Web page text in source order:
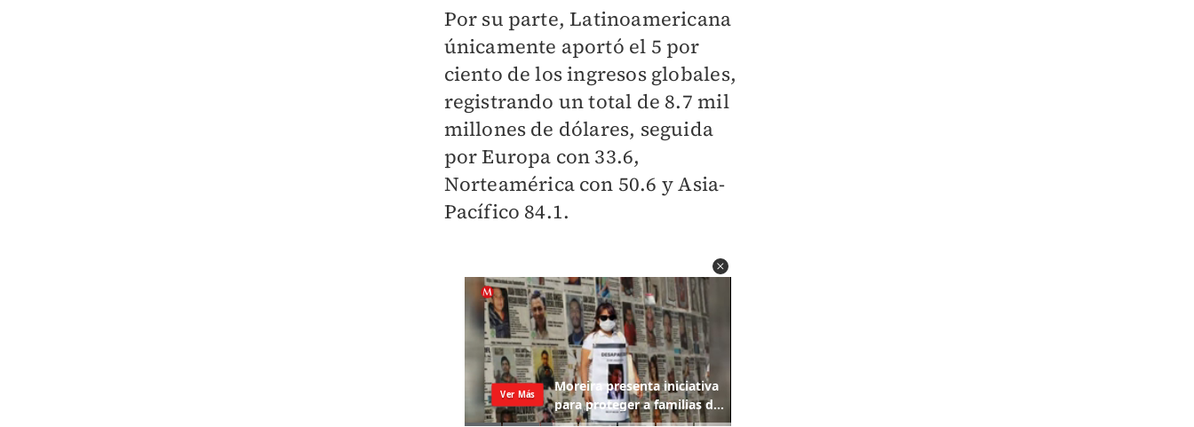
Por su parte, Latinoamericana
únicamente aportó el 5 por
ciento de los ingresos globales,
registrando un total de 8.7 mil
millones de dólares, seguida
por Europa con 33.6,
Norteamérica con 50.6 y Asia-
Pacífico 84.1.